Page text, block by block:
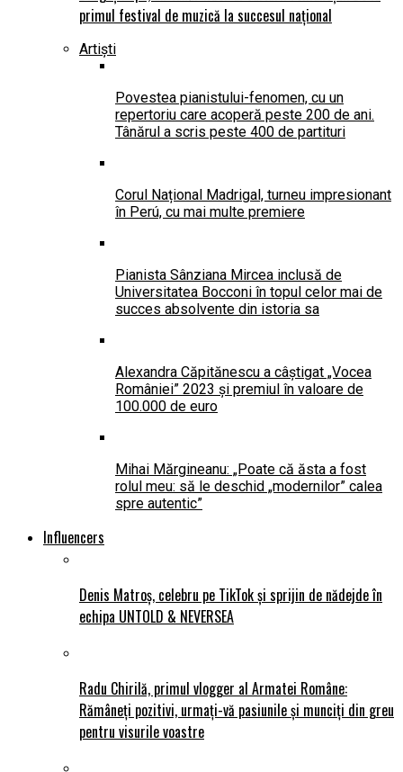
primul festival de muzică la succesul național
Artiști
Povestea pianistului-fenomen, cu un
repertoriu care acoperă peste 200 de ani.
Tânărul a scris peste 400 de partituri
Corul Național Madrigal, turneu impresionant
în Perú, cu mai multe premiere
Pianista Sânziana Mircea inclusă de
Universitatea Bocconi în topul celor mai de
succes absolvente din istoria sa
Alexandra Căpitănescu a câștigat „Vocea
României” 2023 și premiul în valoare de
100.000 de euro
Mihai Mărgineanu: „Poate că ăsta a fost
rolul meu: să le deschid „modernilor” calea
spre autentic”
Influencers
Denis Matroș, celebru pe TikTok și sprijin de nădejde în
echipa UNTOLD & NEVERSEA
Radu Chirilă, primul vlogger al Armatei Române:
Rămâneți pozitivi, urmați-vă pasiunile și munciți din greu
pentru visurile voastre